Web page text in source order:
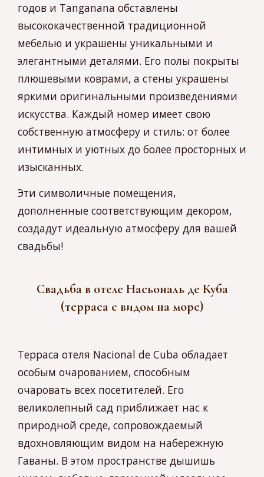
годов и Tanganana обставлены
высококачественной традиционной
мебелью и украшены уникальными и
элегантными деталями. Его полы покрыты
плюшевыми коврами, а стены украшены
яркими оригинальными произведениями
искусства. Каждый номер имеет свою
собственную атмосферу и стиль: от более
интимных и уютных до более просторных и
изысканных.
Эти символичные помещения,
дополненные соответствующим декором,
создадут идеальную атмосферу для вашей
свадьбы!
Свадьба в отеле Насьональ де Куба
(терраса с видом на море)
Терраса отеля Nacional de Cuba обладает
особым очарованием, способным
очаровать всех посетителей. Его
великолепный сад приближает нас к
природной среде, сопровождаемый
вдохновляющим видом на набережную
Гаваны. В этом пространстве дышишь
миром, любовью, гармонией; идеальное